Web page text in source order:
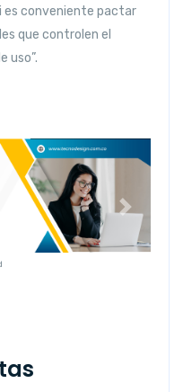
es conveniente pactar
que controlen el
uso”.
Siguiente